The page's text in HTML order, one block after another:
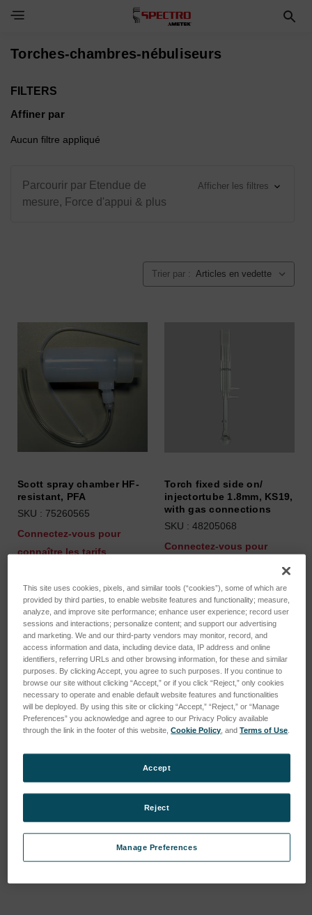
Toggle Navigation Menu
Torches-chambres-nébuliseurs
FILTERS
Affiner par
Aucun filtre appliqué
Parcourir par Etendue de
mesure, Force d'appui & plus
Afficher les filtres
Trier par :
Scott spray chamber HF-
resistant, PFA
SKU : 75260565
Connectez-vous pour
connaître les tarifs
Torch fixed side on/
injectortube 1.8mm, KS19,
with gas connections
SKU : 48205068
Connectez-vous pour
Adapter with round thread
SKU : 47350065
Connectez-vous pour
connaître les tarifs
Adapter with round thread
KS13
SKU : 47350055
Connectez-vous pour
connaître les tarifs
This site uses cookies, pixels, and similar tools (“cookies”), some of which are
provided by third parties, to enable website features and functionality; measure,
analyze, and improve site performance; enhance user experience; record user
sessions and interactions; personalize content; and support our advertising
and marketing. We and our third-party vendors may monitor, record, and
access information and data, including device data, IP address and online
identifiers, referring URLs and other browsing information, for these and similar
purposes. By clicking Accept, you agree to such purposes. If you continue to
browse our site without clicking “Accept,” or if you click “Reject,” only cookies
necessary to operate and enable default website features and functionalities
will be deployed. By using this site or clicking “Accept,” “Reject,” or “Manage
Preferences” you acknowledge and agree to our Privacy Policy available
through the link in the footer of this website,Cookie Policy , andTerms of Use
Manage Preferences
Reject
Accept